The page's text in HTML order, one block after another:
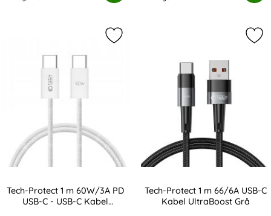
Tillgänglighet: Tillgänglighet:
Tech-Protect 1 m 60W/3A PD
USB-C - USB-C Kabel
Markera tech-Protect 1 m 60W/3A
Tech-Protect 1 m 66/6A USB-C
Kabel UltraBoost Grå